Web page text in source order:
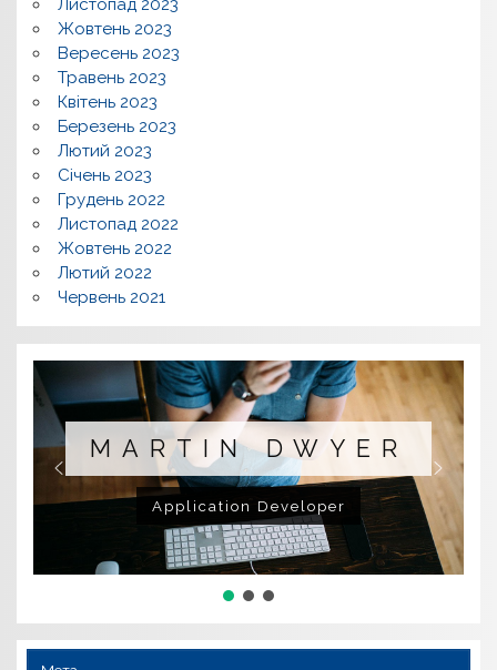
Листопад 2023
Жовтень 2023
Вересень 2023
Травень 2023
Квітень 2023
Березень 2023
Лютий 2023
Січень 2023
Грудень 2022
Листопад 2022
Жовтень 2022
Лютий 2022
Червень 2021
MARTIN DWYER
Application Developer